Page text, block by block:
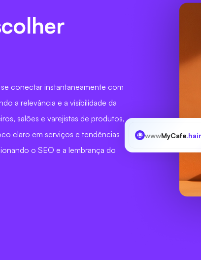
conectar instantaneamente com
a relevância e a visibilidade da
salões e varejistas de produtos,
claro em serviços e tendências
o SEO e a lembrança do
wwwMyCafe.hair